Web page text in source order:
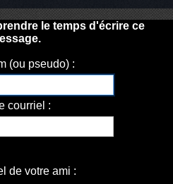
le temps d'écrire ce
(ou pseudo) :
courriel :
de votre ami :